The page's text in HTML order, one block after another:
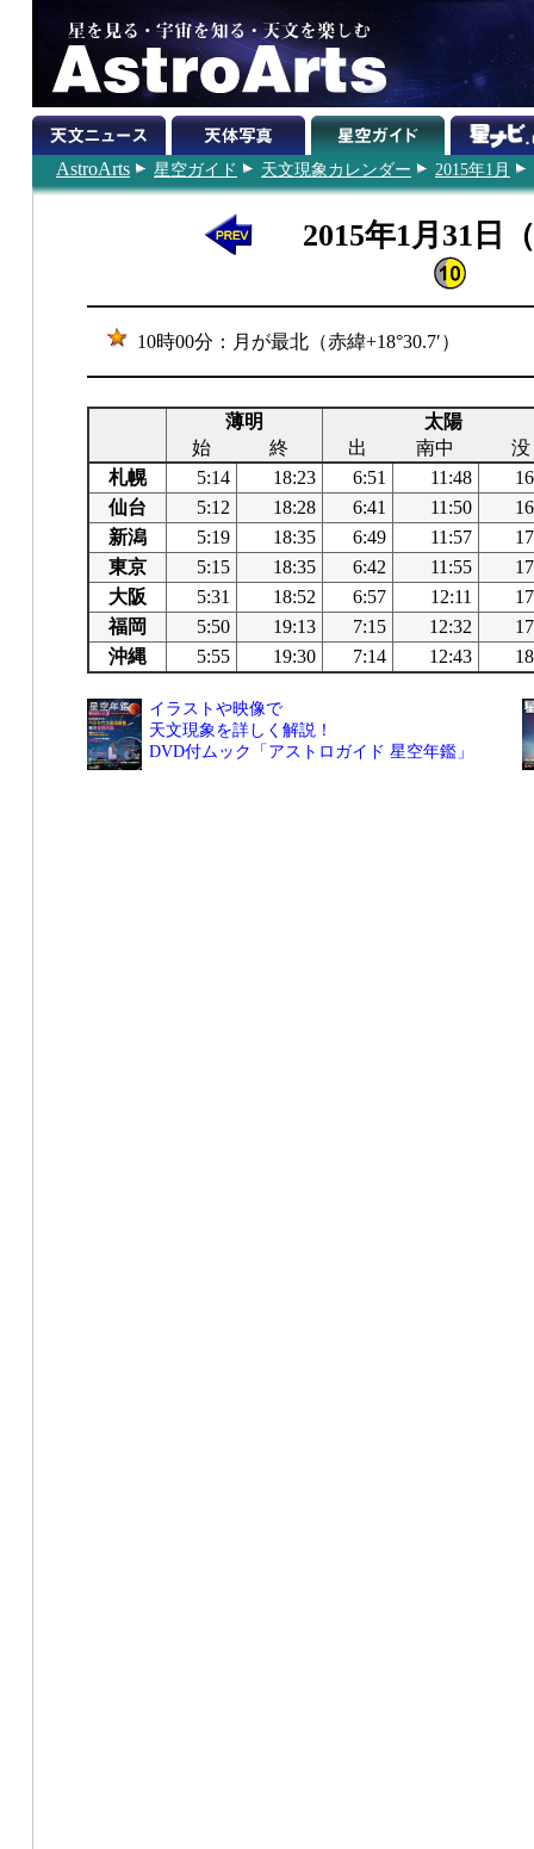
AstroArts 星空ガイド 天文現象カレンダー 2015年1月
2015年1月31日
10時00分：月が最北（赤緯+18°30.7′）
薄明
太陽
始
終 出 南中
没
札幌
5:14 18:23 6:51 11:48
仙台
5:12 18:28 6:41 11:50
新潟
5:19 18:35 6:49 11:57
東京
5:15 18:35 6:42 11:55
大阪
5:31 18:52 6:57 12:11
福岡
5:50 19:13 7:15 12:32
沖縄
5:55 19:30 7:14 12:43
イラストや映像で
天文現象を詳しく解説！
DVD付ムック「アストロガイド 星空年鑑」